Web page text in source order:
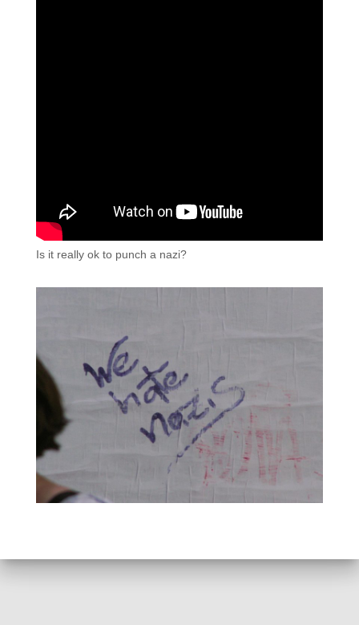
Is it really ok to punch a nazi?